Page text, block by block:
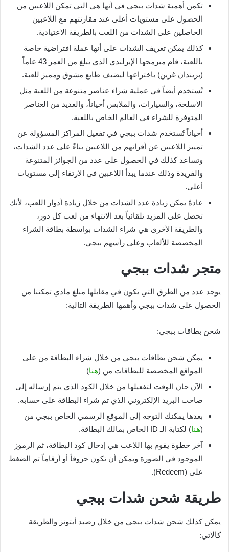
تكمن أهمية شدات ببجي في أنها هي التي تمكن اللاعبين من
الحصول على مستويات أعلى عند مقارنتهم مع اللاعبين
الحاصلين على الشدات من اللعب بالطريقة الاعتيادية.
كذلك يمكن تعريف الشدات على أنها عملة افتراضية خاصة
باللعبة، قام مبرمجها الإيرلندي الذي يبلغ من العمر 43 عاماً
(بريندان غرين) باختراعها ليضيف طابع مشوق ومميز للعبة.
تُستخدم أيضاً في عملية شراء عناصر متنوعة من اللعبة مثل
الاسلحة، والسيارات، والملابس أحياناً، والعديد من العناصر
المتوفرة للشراء في العالم الخاص باللعبة.
أحياناً تُستخدم شدات ببجي في تفعيل المراكز المسؤولة عن
تمييز اللاعبين عن أقرانهم من اللاعبين بناءً على عدد الشدات،
وتساعد كذلك في الحصول على عدد من الجوائز المتنوعة
والفريدة وذلك عندما يبدأ اللاعبين في الارتقاء إلى مستويات
أعلى.
عادةً يمكن زيادة عدد الشدات من خلال زيادة أدوار اللعب، لأنك
تحصل على المزيد تلقائياً بعد الانتهاء من لعب كل دور،
والطريقة الأخرى هي شراء الشدات بواسطة بطاقة الشراء
المخصصة للألعاب وعلى رأسهم ببجي.
متجر شدات ببجي
يوجد عدد من الطرق التي يكون في مقابلها مبلغ مادي تمكننا من
الحصول على شدات ببجي وأهمها الطريقة التالية:
شحن بطاقات ببجي:
يمكن شحن بطاقات ببجي من خلال شراء البطاقة من على
المواقع المخصصة للبطاقات من (هنا)
الآن حان الوقت لتفعيلها من خلال الكود الذي يتم إرساله إلى
صاحب البريد الإلكتروني الذي تم شراء البطاقة على حسابه.
بعدها يمكنك التوجه إلى الموقع الرسمي الخاص ببجي من
(هنا) لكتابة الـ ID الخاص بمالك البطاقة.
آخر خطوة يقوم بها اللاعب هي إدخال كود البطاقة، ثم الرموز
الموجود في الصورة ويمكن أن تكون حروفاً أو أرقاماً ثم الضغط
على (Redeem).
طريقة شحن شدات ببجي
يمكن كذلك شحن شدات ببجي من خلال رصيد اَيتونز والطريقة
كالاتي: